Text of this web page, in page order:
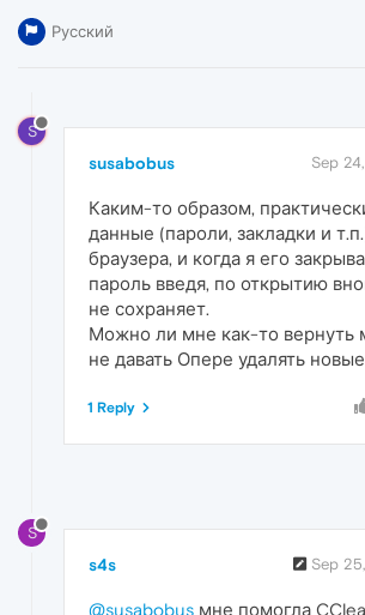
Русский
S
susabobus Sep
Каким-то образом,
данные (пароли, закладки и
браузера, и когда я его
пароль введя, по открытию
не сохраняет.
Можно ли мне как-то вернуть
не давать Опере удалять
1 Reply
S
s4s Sep
@susabobus мне помогла